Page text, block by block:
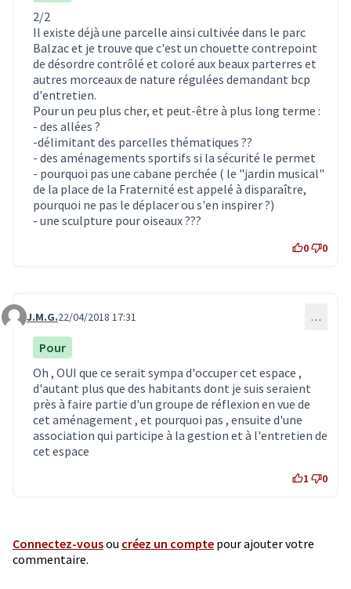
2/2
Il existe déjà une parcelle ainsi cultivée dans le parc
Balzac et je trouve que c'est un chouette contrepoint
de désordre contrôlé et coloré aux beaux parterres et
autres morceaux de nature régulées demandant bcp
d'entretien.
Pour un peu plus cher, et peut-être à plus long terme :
- des allées ?
-délimitant des parcelles thématiques ??
- des aménagements sportifs si la sécurité le permet
- pourquoi pas une cabane perchée ( le "jardin musical"
de la place de la Fraternité est appelé à disparaître,
pourquoi ne pas le déplacer ou s'en inspirer ?)
- une sculpture pour oiseaux ???
0 0
Commentaire 650
J.M.G.22/04/2018 17:31 …
Pour
Oh , OUI que ce serait sympa d'occuper cet espace ,
d'autant plus que des habitants dont je suis seraient
près à faire partie d'un groupe de réflexion en vue de
cet aménagement , et pourquoi pas , ensuite d'une
association qui participe à la gestion et à l'entretien de
cet espace
1 0
Connectez-vousou créez un compte pour ajouter votre
commentaire.